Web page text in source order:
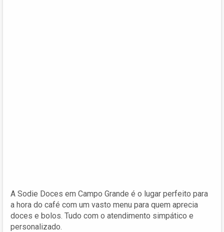
A Sodie Doces em Campo Grande é o lugar perfeito para
a hora do café com um vasto menu para quem aprecia
doces e bolos. Tudo com o atendimento simpático e
personalizado.